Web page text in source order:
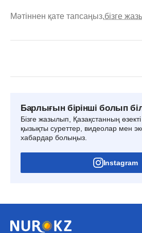
Мәтіннен қате тапсаңыз,бізге
Барлығын бірінші болып
Бізге жазылып, Қазақстанның
қызықты суреттер, видеолар мен
хабардар болыңыз.
Instagram